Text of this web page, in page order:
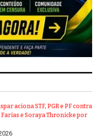
aciona STF, PGR e PF contra
e Soraya Thronicke por